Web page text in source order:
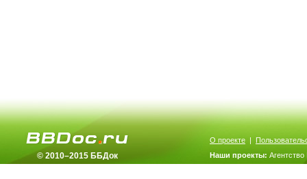
© 2010–2015 ББДок
О проекте |
Наши проекты: